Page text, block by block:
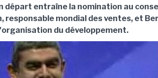
départ entraîne la nomination au
responsable mondial des ventes, et
du développement.